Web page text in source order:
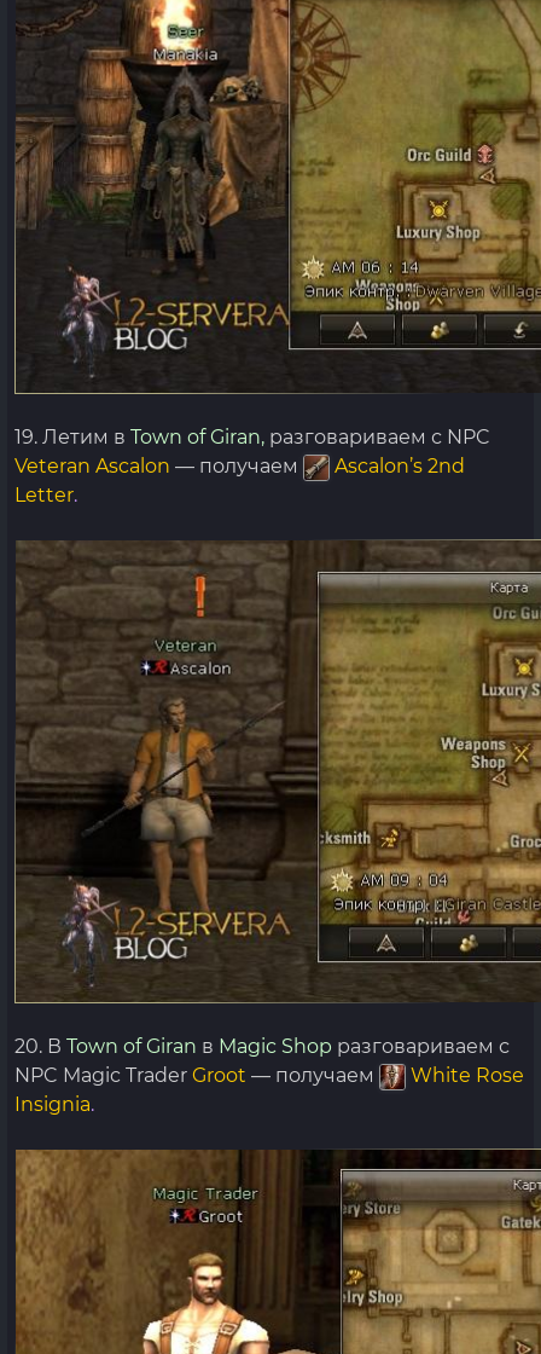
19. Летим в Town of Giran, разговариваем с NPC
Veteran Ascalon — получаем
Ascalon’s 2nd
Letter.
20. В Town of Giran в Magic Shop разговариваем с
NPC Magic Trader Groot — получаем
White Rose
Insignia.